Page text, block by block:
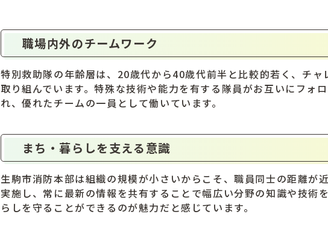
職場内外のチームワーク
特別救助隊の年齢層は、20歳代から40歳代前半と比較的若く、チ
取り組んでいます。特殊な技術や能力を有する隊員がお互いにフォ
れ、優れたチームの一員として働いています。
まち・暮らしを支える意識
生駒市消防本部は組織の規模が小さいからこそ、職員同士の距離が
実施し、常に最新の情報を共有することで幅広い分野の知識や技術
らしを守ることができるのが魅力だと感じています。